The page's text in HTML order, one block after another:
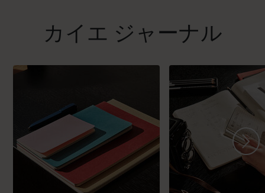
カイエ ジャーナル